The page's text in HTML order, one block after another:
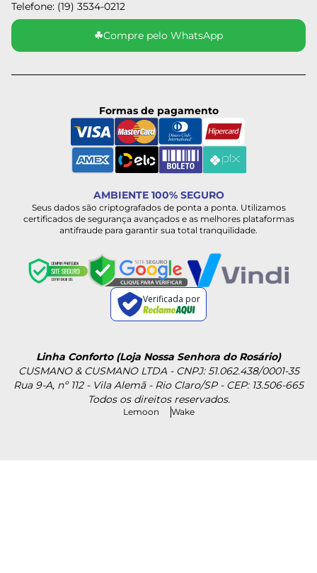
Telefone: (19) 3534-0212
☘Compre pelo WhatsApp
Formas de pagamento
AMBIENTE 100% SEGURO
Seus dados são criptografados de ponta a ponta. Utilizamos
certificados de segurança avançados e as melhores plataformas
antifraude para garantir sua total tranquilidade.
Verificada por
Linha Conforto (Loja Nossa Senhora do Rosário)
CUSMANO & CUSMANO LTDA - CNPJ: 51.062.438/0001-35
Rua 9-A, nº 112 - Vila Alemã - Rio Claro/SP - CEP: 13.506-665
Todos os direitos reservados.
Lemoon Wake